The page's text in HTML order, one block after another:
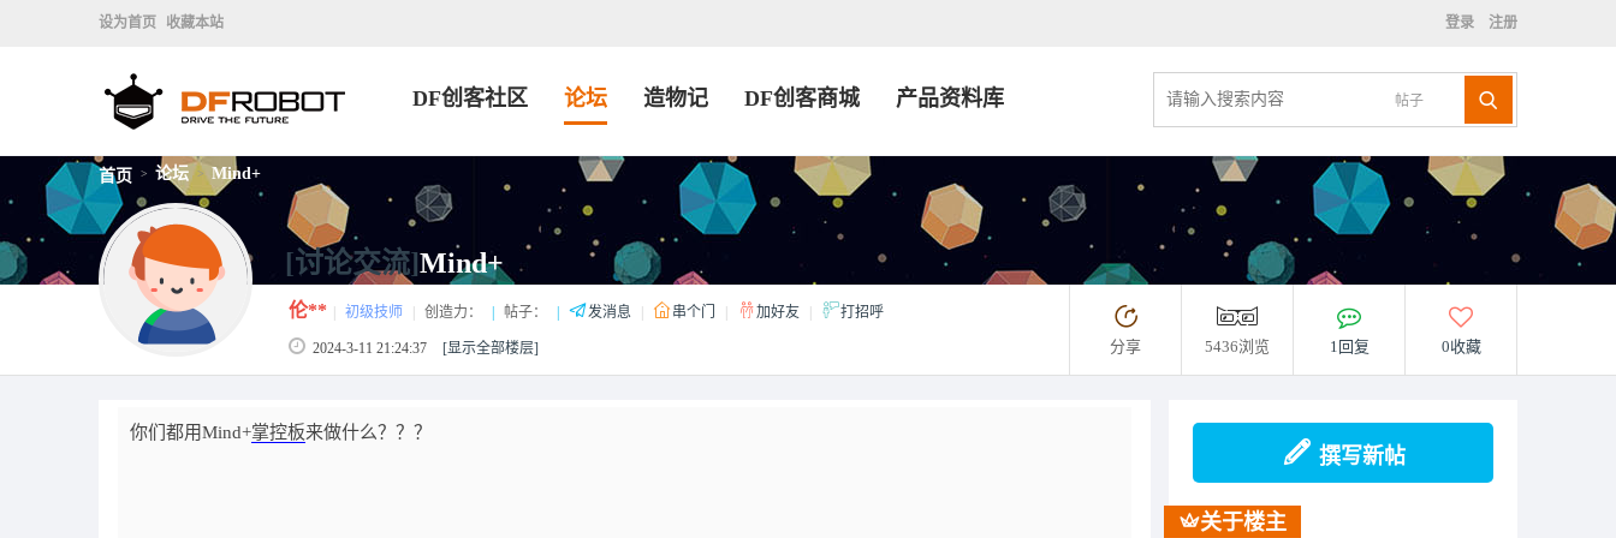
设为首页 收藏本站 登录 注册
帖子
DF创客社区 论坛 造物记 DF创客商城 产品资料库
首页 > 论坛 > Mind+
[讨论交流]Mind+
伦** 初级技师 创造力： 帖子： 发消息 串个门 加好友 打招呼
2024-3-11 21:24:37 [显示全部楼层] 分享 5436浏览 1回复 0收藏
你们都用Mind+掌控板来做什么？？？
撰写新帖
关于楼主